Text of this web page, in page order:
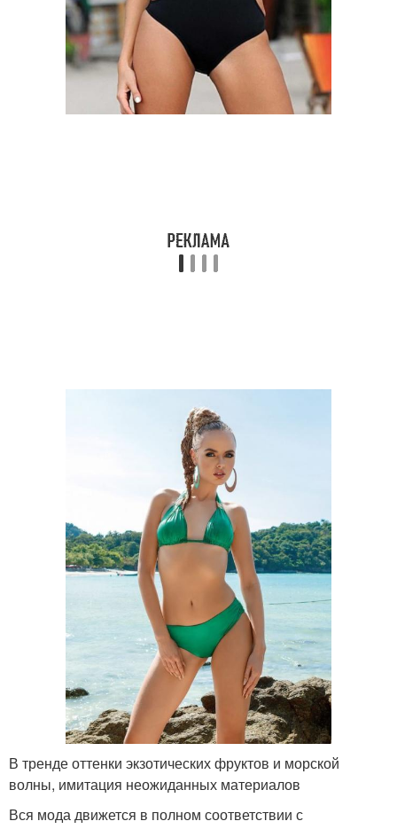
В тренде оттенки экзотических фруктов и морской
волны, имитация неожиданных материалов
Вся мода движется в полном соответствии с